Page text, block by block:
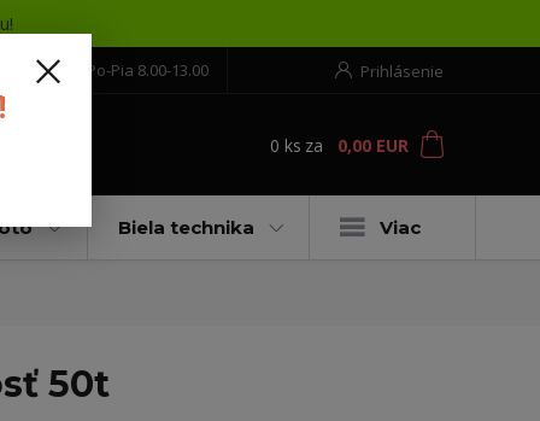
Prihlásenie
304 860 Po-Pia 8.00-13.00
0 ks za 0,00 EUR
Biela technika Viac
50t